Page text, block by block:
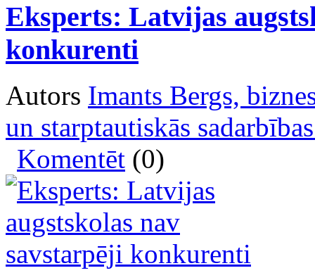
Eksperts: Latvijas
konkurenti
Autors Imants Bergs,
un starptautiskās
Komentēt (0)